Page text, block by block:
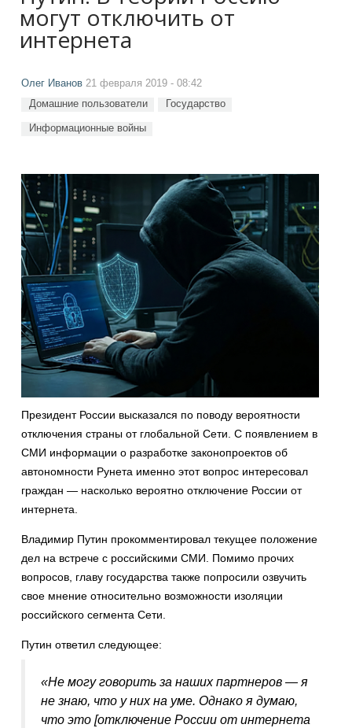
могут отключить от
интернета
Олег Иванов 21 февраля 2019 - 08:42
Домашние пользователи Государство
Информационные войны
Президент России высказался по поводу вероятности
отключения страны от глобальной Сети. С появлением в
СМИ информации о разработке законопроектов об
автономности Рунета именно этот вопрос интересовал
граждан — насколько вероятно отключение России от
интернета.
Владимир Путин прокомментировал текущее положение
дел на встрече с российскими СМИ. Помимо прочих
вопросов, главу государства также попросили озвучить
свое мнение относительно возможности изоляции
российского сегмента Сети.
Путин ответил следующее:
«Не могу говорить за наших партнеров — я
не знаю, что у них на уме. Однако я думаю,
что это [отключение России от интернета